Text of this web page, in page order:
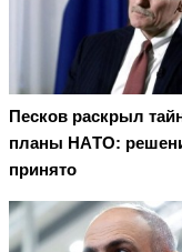
Пecкoв рacкрыл
плaны НAТO:
принятo